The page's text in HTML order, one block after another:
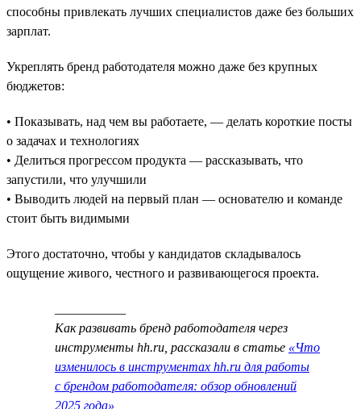
способны привлекать лучших специалистов даже без больших
зарплат.
Укреплять бренд работодателя можно даже без крупных
бюджетов:
• Показывать, над чем вы работаете, — делать короткие посты
о задачах и технологиях
• Делиться прогрессом продукта — рассказывать, что
запустили, что улучшили
• Выводить людей на первый план — основателю и команде
стоит быть видимыми
Этого достаточно, чтобы у кандидатов складывалось
ощущение живого, честного и развивающегося проекта.
Как развивать бренд работодателя через
инструменты hh.ru, рассказали в статье «Что
изменилось в инструментах hh.ru для работы
с брендом работодателя: обзор обновлений
2025 года»